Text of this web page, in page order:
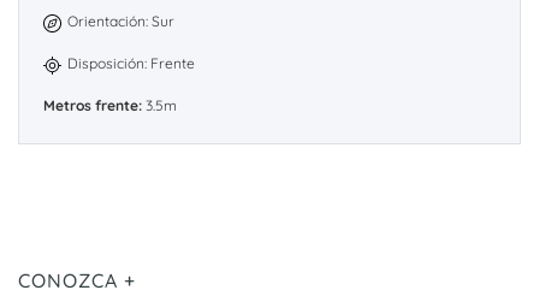
Orientación: Sur
Disposición: Frente
Metros frente: 3.5m
CONOZCA +